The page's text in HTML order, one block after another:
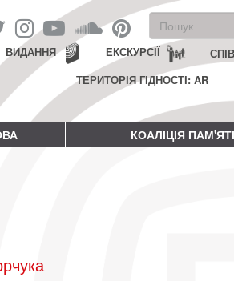
форма
Пошук
ЕКСКУРСІЇ
ВИДАННЯ
ТЕРИТОРІЯ ГІДНОСТІ: AR
КОАЛІЦІЯ ПАМ'ЯТІ